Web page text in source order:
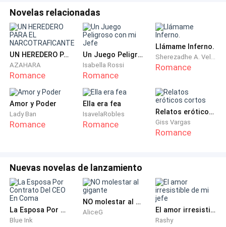
Novelas relacionadas
UN HEREDERO PARA EL NARCOTRAFICANTE
AZAHARA
Romance
Un Juego Peligroso con mi Jefe
Isabella Rossi
Romance
Llámame Inferno.
Sherezadhe A. Velásquez
Romance
Amor y Poder
Lady Ban
Romance
Ella era fea
IsavelaRobles
Romance
Relatos eróticos cortos
Giss Vargas
Romance
Nuevas novelas de lanzamiento
La Esposa Por Contrato Del CEO En Coma
Blue Ink
NO molestar al gigante
AliceG El amor irresistible de mi jefe
Rashy